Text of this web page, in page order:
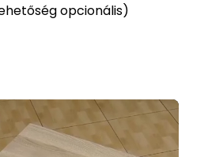
opcionális)